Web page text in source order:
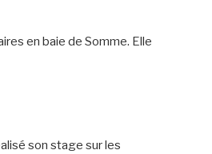
en baie de Somme. Elle
son stage sur les